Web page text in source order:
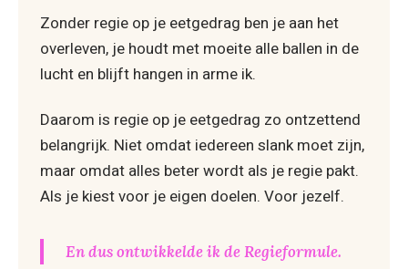
Zonder regie op je eetgedrag ben je aan het
overleven, je houdt met moeite alle ballen in de
lucht en blijft hangen in arme ik.
Daarom is regie op je eetgedrag zo ontzettend
belangrijk. Niet omdat iedereen slank moet zijn,
maar omdat alles beter wordt als je regie pakt.
Als je kiest voor je eigen doelen. Voor jezelf.
En dus ontwikkelde ik de Regieformule.